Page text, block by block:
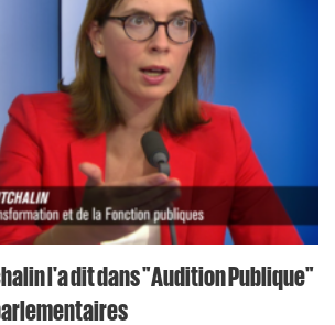
l'a dit dans "Audition Publique"